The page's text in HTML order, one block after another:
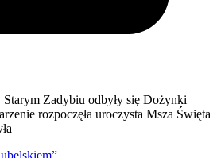
Zadybiu odbyły się Dożynki
rozpoczęła uroczysta Msza Święta